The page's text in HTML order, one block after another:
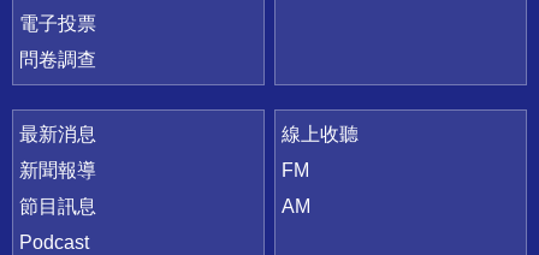
電子投票
問卷調查
最新消息
新聞報導
節目訊息
Podcast
線上收聽
FM
AM